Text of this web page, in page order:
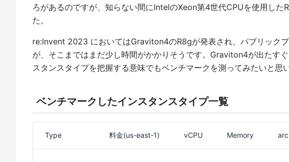
ろがあるのですが、知らない間にIntelのXeon第4世代CPUを使用し
た。
re:Invent 2023 においてはGraviton4のR8gが発表され、パブリック
が、そこまではまだ少し時間がかかりそうです。Graviton4が出たす
スタンスタイプを把握する意味でもベンチマークを測ってみたいと思い
ベンチマークしたインスタンスタイプ一覧
Type 料金(us-east-1) vCPU Memory